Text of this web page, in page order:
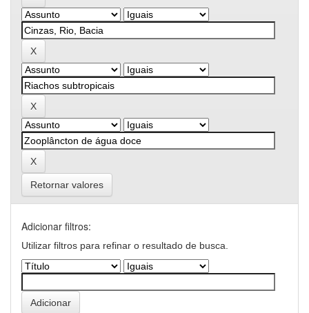
Retornar valores
Adicionar filtros:
Utilizar filtros para refinar o resultado de busca.